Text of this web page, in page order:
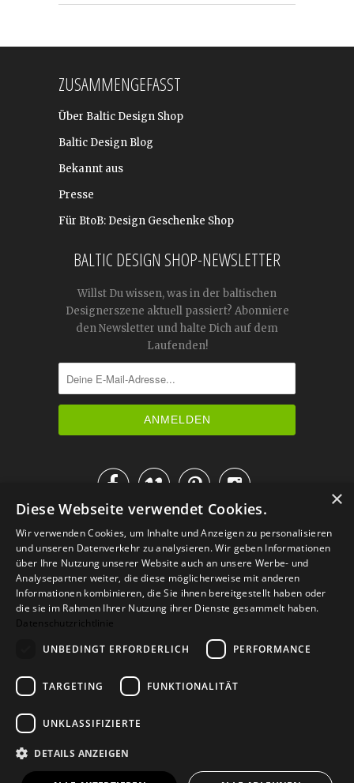
ZUSAMMENGEFASST
Über Baltic Design Shop
Baltic Design Blog
Bekannt aus
Presse
Für BtoB: Design Geschenke Shop
BALTIC DESIGN SHOP-NEWSLETTER
Willst Du wissen, was in der baltischen
Designerszene aktuell passiert? Abonniere
den Newsletter und halte Dich auf dem
Laufenden!

IM KATALOG BLÄTTERN
Versand Zahlarten
Retoure
Widerrufsformular
© 2026Baltic Design Shop. Baltic Design Shop
×
Diese Webseite verwendet Cookies.
Wir verwenden Cookies, um Inhalte und Anzeigen zu personalisieren
und unseren Datenverkehr zu analysieren. Wir geben Informationen
über Ihre Nutzung unserer Website auch an unsere Werbe- und
Analysepartner weiter, die diese möglicherweise mit anderen
Informationen kombinieren, die Sie ihnen bereitgestellt haben oder
die sie im Rahmen Ihrer Nutzung ihrer Dienste gesammelt haben.
Datenschutzrichtlinie
UNBEDINGT ERFORDERLICH
PERFORMANCE
TARGETING FUNKTIONALITÄT
UNKLASSIFIZIERTE
DETAILS ANZEIGEN